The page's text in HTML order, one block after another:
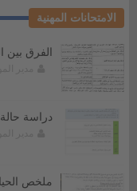
الامتحانات المهنية
الفرق بين
دراسة حالة
ملخص